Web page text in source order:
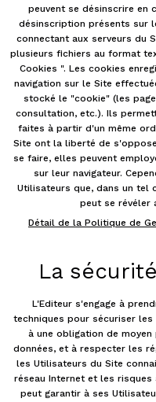
peuvent se désinscrire en
désinscription présents sur
connectant aux serveurs du
plusieurs fichiers au format
Cookies ". Les cookies
navigation sur le Site
stocké le "cookie" (les
consultation, etc.). Ils
faites à partir d'un même
Site ont la liberté de
se faire, elles peuvent
sur leur navigateur.
Utilisateurs que, dans un tel
peut se révéler
Détail de la Politique de
La
L'Editeur s'engage à
techniques pour sécuriser les
à une obligation de
données, et à respecter les
les Utilisateurs du Site
réseau Internet et les risques
peut garantir à ses